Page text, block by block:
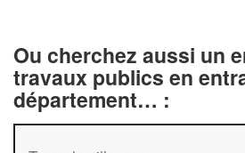
Ou cherchez aussi un
travaux publics en
département… :